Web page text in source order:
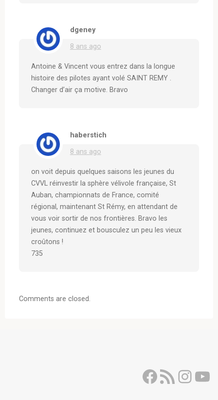
dgeney
8 ans ago
Antoine & Vincent vous entrez dans la longue
histoire des pilotes ayant volé SAINT REMY .
Changer d’air ça motive. Bravo
haberstich
8 ans ago
on voit depuis quelques saisons les jeunes du
CVVL réinvestir la sphère vélivole française, St
Auban, championnats de France, comité
régional, maintenant St Rémy, en attendant de
vous voir sortir de nos frontières. Bravo les
jeunes, continuez et bousculez un peu les vieux
croûtons !
735
Comments are closed.
Facebook
Flux RSS